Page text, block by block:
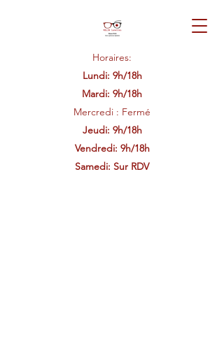
Horaires:
Lundi: 9h/18h
Mardi: 9h/18h
Mercredi : Fermé
Jeudi: 9h/18h
Vendredi: 9h/18h
Samedi: Sur RDV